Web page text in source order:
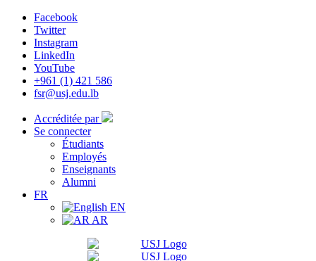
Facebook
Twitter
Instagram
LinkedIn
YouTube
+961 (1) 421 586
fsr@usj.edu.lb
Accréditée par
Se connecter
Étudiants
Employés
Enseignants
Alumni
FR
EN
AR